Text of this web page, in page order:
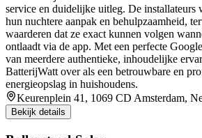
service en duidelijke uitleg. De installateurs
hun nuchtere aanpak en behulpzaamheid,
waarderen dat ze exact kunnen volgen
ontlaadt via de app. Met een perfecte
van meerdere authentieke, inhoudelijke
BatterijWatt over als een betrouwbare en
energieopslag in huishoudens.
Keurenplein 41, 1069 CD Amsterdam,
Bekijk details